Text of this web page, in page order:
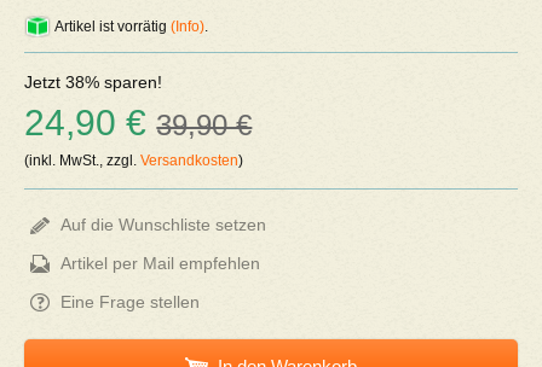
Artikel ist vorrätig(Info)
Jetzt 38% sparen!
24,90 €39,90 €
(inkl. MwSt., zzgl.Versandkosten)
Auf die Wunschliste setzen
Artikel per Mail empfehlen
Eine Frage stellen